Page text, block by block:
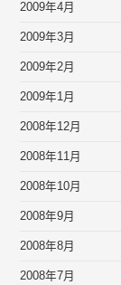
2009年4月
2009年3月
2009年2月
2009年1月
2008年12月
2008年11月
2008年10月
2008年9月
2008年8月
2008年7月